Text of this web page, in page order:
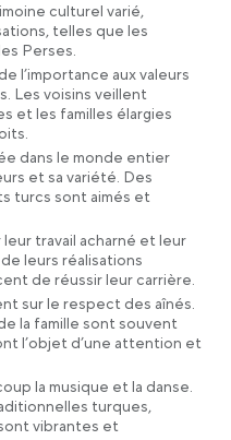
culturel varié,
telles que les
Perses.
l’importance aux valeurs
Les voisins veillent
et les familles élargies
dans le monde entier
et sa variété. Des
turcs sont aimés et
travail acharné et leur
leurs réalisations
de réussir leur carrière.
sur le respect des aînés.
la famille sont souvent
l’objet d’une attention et
la musique et la danse.
turques,
vibrantes et